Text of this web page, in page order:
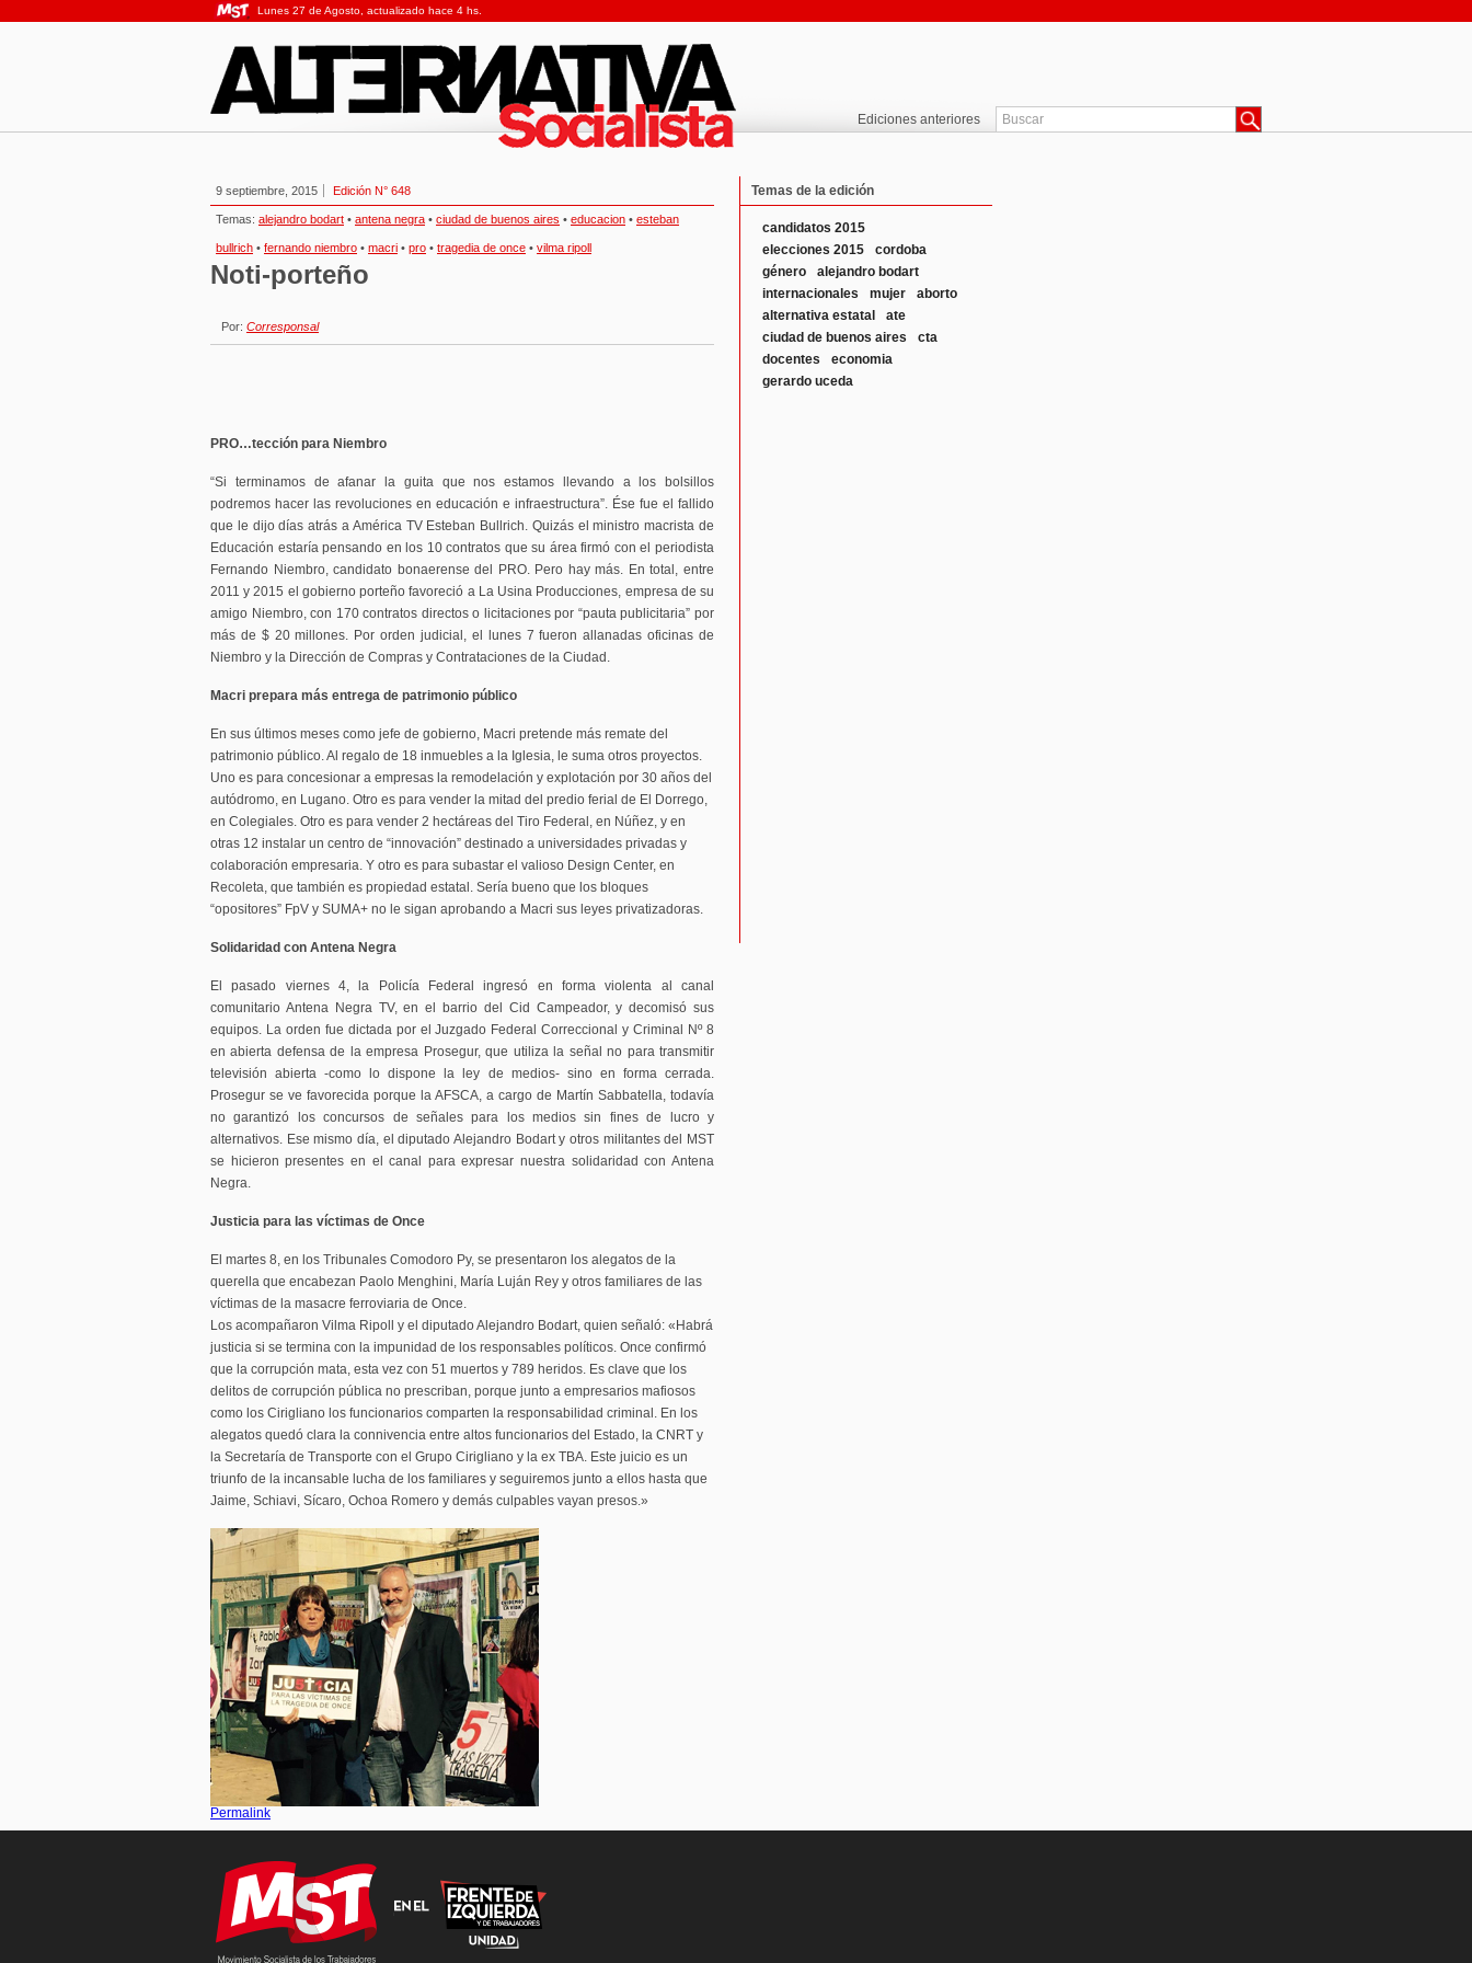
Lunes 27 de Agosto, actualizado hace 4 hs.
Ediciones anteriores
9 septiembre, 2015 Edición N° 648
Temas: alejandro bodart • antena negra • ciudad de buenos aires • educacion • esteban
bullrich • fernando niembro • macri • pro • tragedia de once • vilma ripoll
Noti-porteño
Por: Corresponsal
PRO…tección para Niembro
“Si terminamos de afanar la guita que nos estamos llevando a los bolsillos
podremos hacer las revoluciones en educación e infraestructura”. Ése fue el fallido
que le dijo días atrás a América TV Esteban Bullrich. Quizás el ministro macrista de
Educación estaría pensando en los 10 contratos que su área firmó con el periodista
Fernando Niembro, candidato bonaerense del PRO. Pero hay más. En total, entre
2011 y 2015 el gobierno porteño favoreció a La Usina Producciones, empresa de su
amigo Niembro, con 170 contratos directos o licitaciones por “pauta publicitaria” por
más de $ 20 millones. Por orden judicial, el lunes 7 fueron allanadas oficinas de
Niembro y la Dirección de Compras y Contrataciones de la Ciudad.
Macri prepara más entrega de patrimonio público
En sus últimos meses como jefe de gobierno, Macri pretende más remate del
patrimonio público. Al regalo de 18 inmuebles a la Iglesia, le suma otros proyectos.
Uno es para concesionar a empresas la remodelación y explotación por 30 años del
autódromo, en Lugano. Otro es para vender la mitad del predio ferial de El Dorrego,
en Colegiales. Otro es para vender 2 hectáreas del Tiro Federal, en Núñez, y en
otras 12 instalar un centro de “innovación” destinado a universidades privadas y
colaboración empresaria. Y otro es para subastar el valioso Design Center, en
Recoleta, que también es propiedad estatal. Sería bueno que los bloques
“opositores” FpV y SUMA+ no le sigan aprobando a Macri sus leyes privatizadoras.
Solidaridad con Antena Negra
El pasado viernes 4, la Policía Federal ingresó en forma violenta al canal
comunitario Antena Negra TV, en el barrio del Cid Campeador, y decomisó sus
equipos. La orden fue dictada por el Juzgado Federal Correccional y Criminal Nº 8
en abierta defensa de la empresa Prosegur, que utiliza la señal no para transmitir
televisión abierta -como lo dispone la ley de medios- sino en forma cerrada.
Prosegur se ve favorecida porque la AFSCA, a cargo de Martín Sabbatella, todavía
no garantizó los concursos de señales para los medios sin fines de lucro y
alternativos. Ese mismo día, el diputado Alejandro Bodart y otros militantes del MST
se hicieron presentes en el canal para expresar nuestra solidaridad con Antena
Negra.
Justicia para las víctimas de Once
El martes 8, en los Tribunales Comodoro Py, se presentaron los alegatos de la
querella que encabezan Paolo Menghini, María Luján Rey y otros familiares de las
víctimas de la masacre ferroviaria de Once.
Los acompañaron Vilma Ripoll y el diputado Alejandro Bodart, quien señaló: «Habrá
justicia si se termina con la impunidad de los responsables políticos. Once confirmó
que la corrupción mata, esta vez con 51 muertos y 789 heridos. Es clave que los
delitos de corrupción pública no prescriban, porque junto a empresarios mafiosos
como los Cirigliano los funcionarios comparten la responsabilidad criminal. En los
alegatos quedó clara la connivencia entre altos funcionarios del Estado, la CNRT y
la Secretaría de Transporte con el Grupo Cirigliano y la ex TBA. Este juicio es un
triunfo de la incansable lucha de los familiares y seguiremos junto a ellos hasta que
Jaime, Schiavi, Sícaro, Ochoa Romero y demás culpables vayan presos.»
Permalink
Temas de la edición
candidatos 2015
elecciones 2015
cordoba
género
alejandro bodart
internacionales
mujer
aborto
alternativa estatal
ate
ciudad de buenos aires
cta
docentes
economia
gerardo uceda